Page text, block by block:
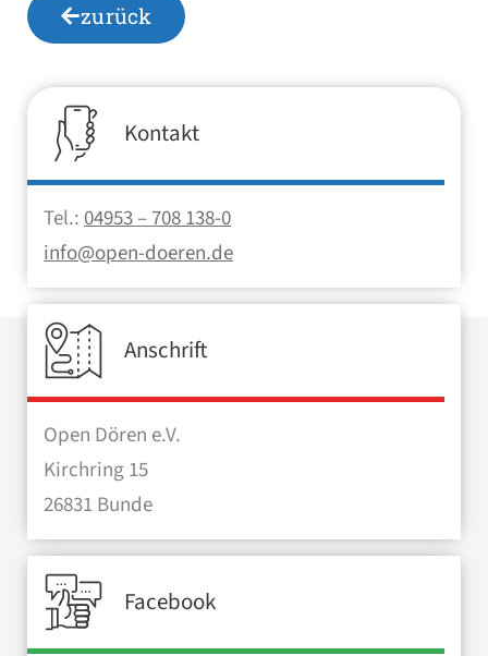
zurück
Kontakt
Tel.:04953 – 708 138-0
info@open-doeren.de
Anschrift
Open Dören e.V.
Kirchring 15
26831 Bunde
Facebook